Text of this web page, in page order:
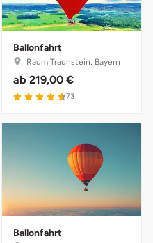
Ballonfahrt
Raum Traunstein, Bayern
ab 219,00 €
73
Ballonfahrt